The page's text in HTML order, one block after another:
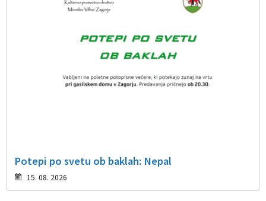
Potepi po svetu ob baklah: Nepal
15. 08. 2026